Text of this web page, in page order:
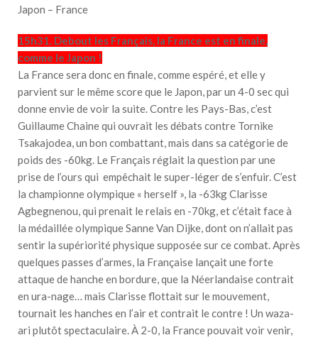
Japon – France
15h31. Debout les Français, la France est en finale,
comme le Japon !
La France sera donc en finale, comme espéré, et elle y
parvient sur le même score que le Japon, par un 4-0 sec qui
donne envie de voir la suite. Contre les Pays-Bas, c’est
Guillaume Chaine qui ouvrait les débats contre Tornike
Tsakajodea, un bon combattant, mais dans sa catégorie de
poids des -60kg. Le Français réglait la question par une
prise de l’ours qui empêchait le super-léger de s’enfuir. C’est
la championne olympique « herself », la -63kg Clarisse
Agbegnenou, qui prenait le relais en -70kg, et c’était face à
la médaillée olympique Sanne Van Dijke, dont on n’allait pas
sentir la supériorité physique supposée sur ce combat. Après
quelques passes d’armes, la Française lançait une forte
attaque de hanche en bordure, que la Néerlandaise contrait
en ura-nage… mais Clarisse flottait sur le mouvement,
tournait les hanches en l’air et contrait le contre ! Un waza-
ari plutôt spectaculaire. À 2-0, la France pouvait voir venir,